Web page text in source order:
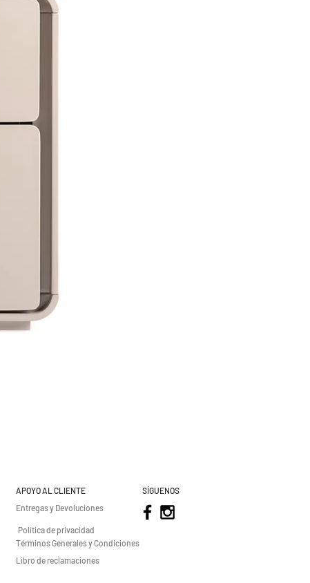
APOYO AL CLIENTE
Entregas y Devoluciones
SÍGUENOS
Política de privacidad
Términos Generales y Condiciones
Libro de reclamaciones